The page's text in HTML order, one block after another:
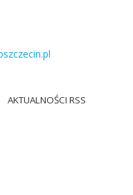
AKTUALNOŚCI RSS